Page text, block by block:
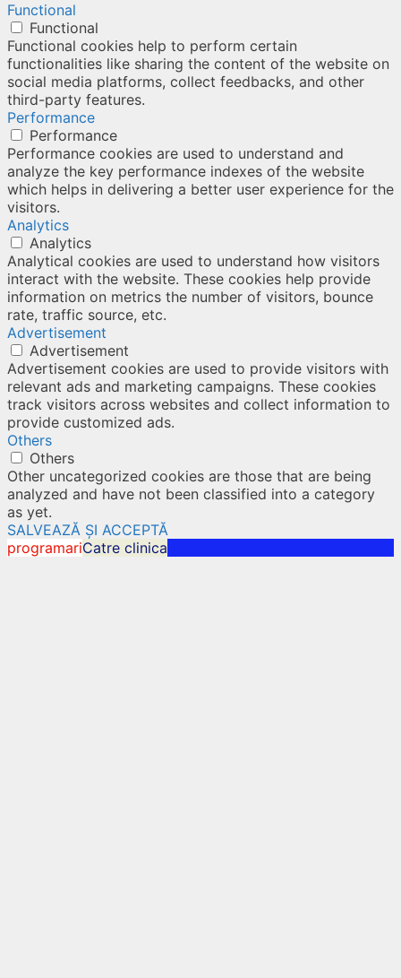
Functional
Functional
Functional cookies help to perform certain
functionalities like sharing the content of the website on
social media platforms, collect feedbacks, and other
third-party features.
Performance
Performance
Performance cookies are used to understand and
analyze the key performance indexes of the website
which helps in delivering a better user experience for the
visitors.
Analytics
Analytics
Analytical cookies are used to understand how visitors
interact with the website. These cookies help provide
information on metrics the number of visitors, bounce
rate, traffic source, etc.
Advertisement
Advertisement
Advertisement cookies are used to provide visitors with
relevant ads and marketing campaigns. These cookies
track visitors across websites and collect information to
provide customized ads.
Others
Others
Other uncategorized cookies are those that are being
analyzed and have not been classified into a category
as yet.
SALVEAZĂ ȘI ACCEPTĂ
programariCatre clinica